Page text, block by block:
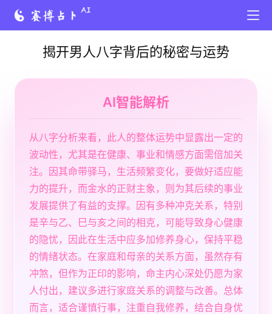
揭开男人八字背后的秘密与运势
AI智能解析
从八字分析来看，此人的整体运势中显露出一定的
波动性，尤其是在健康、事业和情感方面需倍加关
注。因其命带驿马，生活频繁变化，要做好适应能
力的提升，而金水的正财主象，则为其后续的事业
发展提供了有益的支撑。因有多种冲克关系，特别
是辛与乙、巳与亥之间的相克，可能导致身心健康
的隐忧，因此在生活中应多加修养身心，保持平稳
的情绪状态。在家庭和母亲的关系方面，虽然存有
冲煞，但作为正印的影响，命主内心深处仍愿为家
人付出，建议多进行家庭关系的调整与改善。总体
而言，适合谨慎行事，注重自我修养，结合自身优